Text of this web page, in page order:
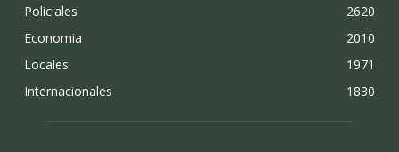
Policiales
2620
Economia
2010
Locales
1971
Internacionales
1830